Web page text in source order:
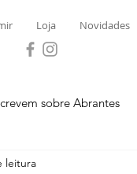
Loja Novidades
sobre Abrantes
leitura